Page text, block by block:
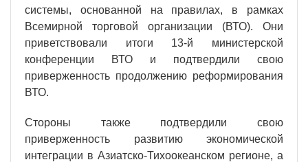
системы, основанной на правилах, в рамках
Всемирной торговой организации (ВТО). Они
приветствовали итоги 13-й министерской
конференции ВТО и подтвердили свою
приверженность продолжению реформирования
ВТО.
Стороны также подтвердили свою
приверженность развитию экономической
интеграции в Азиатско-Тихоокеанском регионе, а